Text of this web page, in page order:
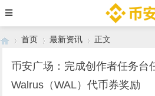
首页
›
最新资讯 正文
币安广场：完成创作者任务台
Walrus（WAL）代币券奖励